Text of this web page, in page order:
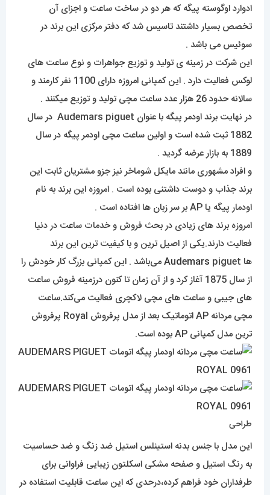
ادوارد اوگوسته پیگه که هر دو در ساخت ساعت و اجزای آن
تخصص بسیار داشتند تاسیس شد که دفتر مرکزی این برند در
سوئیس می باشد .
این شرکت در زمینه ی تولید و توزیع جواهرات و نوع ساعت های
لوکس فعالیت دارد . این کمپانی امروزه دارای 1100 نفر کارمند و
سالانه حدود 26 هزار عدد ساعت مچی تولید و توزیع میکنند .
در نهایت برند اودمر پیگه با عنوان Audemars piguet در سال
1882 ثبت شده است و اولین ساعت مچی اودمر پیگه در سال
1889 به بازار عرضه گردید .
و افراد مشهوری مانند مایکل شوماخر نیز جزو مشتریان ثابت این
برند جذاب و دوست داشتنی بوده است . امروزه این برند به نام
اودمار پیگه یا AP بر سر زبان ها افتاده است .
امروزه برند های زیادی در بحث فروش و خدمات ساعت در دنیا
فعالیت دارند.یکی از اصیل ترین و با کیفیت ترین این برند
ها
Audemarspiguet می‌باشد . این کمپانی بزرگ کار خودش را
از سال 1875 آغاز کرد و از آن زمان تا کنون درزمینه فروش ساعت
های جیبی و ساعت های مچی لاکچری فعالیت می‌کند.ساعت
مچی مردانه AP اتوماتیک بعد از مدل پرفروش Royal پرفروش
ترین مدل کمپانی AP بوده است.
طراحی
این مدل با جنس بدنه استینلس استیل ضد زنگ و ضد حساسیت
به رنگ استیل و صفحه مشکی اسکلتون زیبایی فراوانی برای
طرفداران خود فراهم کرده،درحدی که این ساعت قابلیت استفاده در